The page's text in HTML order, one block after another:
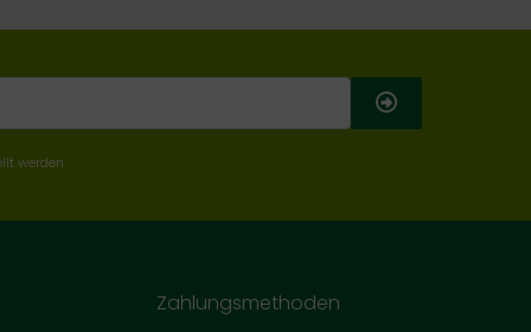
werden.
Zahlungsmethoden